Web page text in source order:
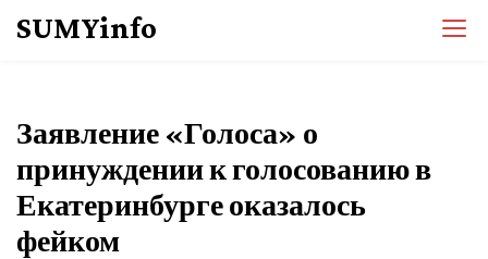
SUMYinfo
Заявление «Голоса» о
принуждении к голосованию в
Екатеринбурге оказалось
фейком